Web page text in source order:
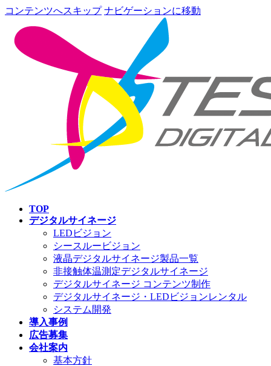
コンテンツへスキップ ナビゲーションに移動
TOP
デジタルサイネージ
LEDビジョン
シースルービジョン
液晶デジタルサイネージ製品一覧
非接触体温測定デジタルサイネージ
デジタルサイネージ コンテンツ制作
デジタルサイネージ・LEDビジョンレンタル
システム開発
導入事例
広告募集
会社案内
基本方針